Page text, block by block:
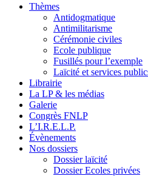
Thèmes
Antidogmatique
Antimilitarisme
Cérémonie civiles
Ecole publique
Fusillés pour l’exemple
Laïcité et services
Librairie
La LP & les médias
Galerie
Congrès FNLP
L’I.R.E.L.P.
Évènements
Nos dossiers
Dossier laïcité
Dossier Ecoles privées